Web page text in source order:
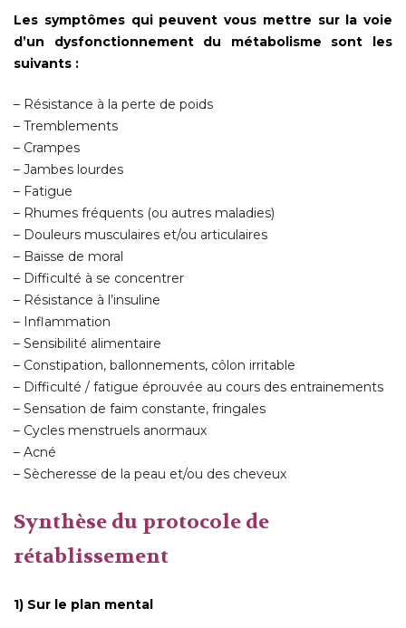
Les symptômes qui peuvent vous mettre sur la voie
d’un dysfonctionnement du métabolisme sont les
suivants :
– Résistance à la perte de poids
– Tremblements
– Crampes
– Jambes lourdes
– Fatigue
– Rhumes fréquents (ou autres maladies)
– Douleurs musculaires et/ou articulaires
– Baisse de moral
– Difficulté à se concentrer
– Résistance à l’insuline
– Inflammation
– Sensibilité alimentaire
– Constipation, ballonnements, côlon irritable
– Difficulté / fatigue éprouvée au cours des entrainements
– Sensation de faim constante, fringales
– Cycles menstruels anormaux
– Acné
– Sècheresse de la peau et/ou des cheveux
Synthèse du protocole de
rétablissement
1) Sur le plan mental